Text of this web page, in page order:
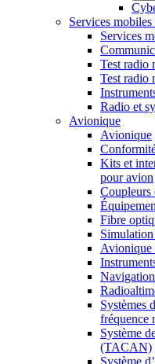
Services
Services
Test radio
Test radio
Radio et
Avionique
Avionique
Kits et
pour avion
Coupleurs
Fibre
Avionique
Systèmes
fréquence
Système
(TACAN)